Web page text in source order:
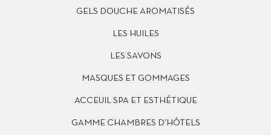
GELS DOUCHE AROMATISÉS
LES HUILES
LES SAVONS
MASQUES ET GOMMAGES
ACCEUIL SPA ET ESTHÉTIQUE
GAMME CHAMBRES D’HÔTELS